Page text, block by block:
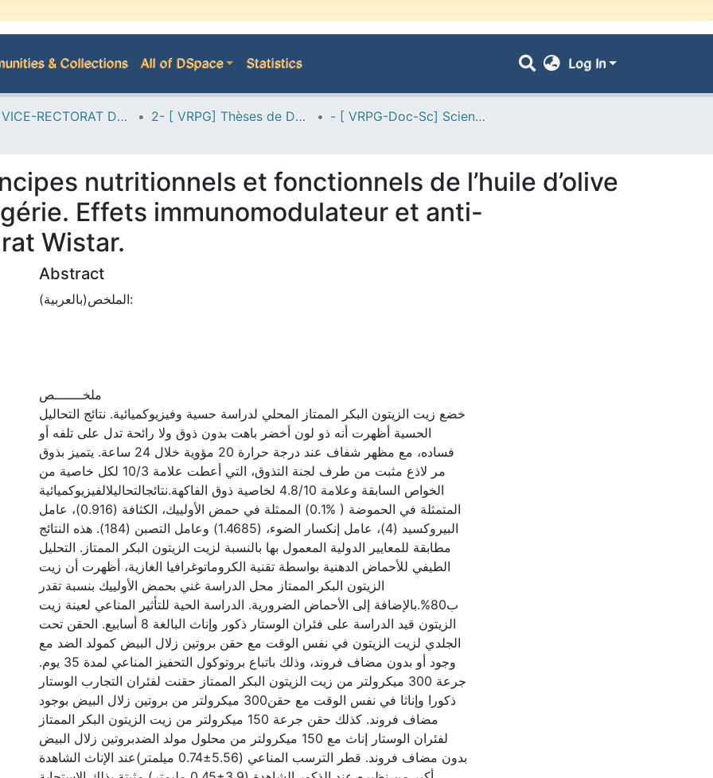
& Collections All of DSpace Statistics Log In
A--> VICE-RECTORAT DE LA POST-GRADUATION 2- [ VRPG] Thèses de Doctorat en Sciences - [ VRPG-Doc-Sc] Sciences biologiques --- علوم بيولوجية
nutritionnels et fonctionnels de l’huile d’olive
Effets immunomodulateur et anti-
Wistar.
Abstract
الملخص(بالعربية):
ملخـــــــص
خضع زيت الزيتون البكر الممتاز المحلي لدراسة حسية وفيزيوكميائية. نتائج التحاليل
الحسية أظهرت أنه ذو لون أخضر باهت بدون ذوق ولا رائحة تدل على تلفه أو
فساده، مع مظهر شفاف عند درجة حرارة 20 مؤوية خلال 24 ساعة. يتميز بذوق
مر لاذع مثبت من طرف لجنة التذوق، التي أعطت علامة 10/3 لكل خاصية من
الخواص السابقة وعلامة 4.8/10 لخاصية ذوق الفاكهة.نتائجالتحاليلالفيزيوكميائية
المتمثلة في الحموضة ( %0.1) الممثلة في حمض الأولييك، الكثافة (0.916)، عامل
البيروكسيد (4)، عامل إنكسار الضوء، (1.4685) وعامل التصبن (184). هذه النتائج
مطابقة للمعايير الدولية المعمول بها بالنسبة لزيت الزيتون البكر الممتاز. التحليل
الطيفي للأحماض الدهنية بواسطة تقنية الكروماتوغرافيا الغازية، أظهرت أن زيت
الزيتون البكر الممتاز محل الدراسة غني بحمض الأولييك بنسبة تقدر
ب80%.بالإضافة إلى الأحماض الضرورية. الدراسة الحية للتأثير المناعي لعينة زيت
الزيتون قيد الدراسة على فئران الوستار ذكور وإناث البالغة 8 أسابيع. الحقن تحت
الجلدي لزيت الزيتون في نفس الوقت مع حقن بروتين زلال البيض كمولد الضد مع
وجود أو بدون مضاف فروند، وذلك باتباع بروتوكول التحفيز المناعي لمدة 35 يوم.
جرعة 300 ميكرولتر من زيت الزيتون البكر الممتاز حقنت لفئران التجارب الوستار
ذكورا وإناثا في نفس الوقت مع حقن300 ميكرولتر من بروتين زلال البيض بوجود
مضاف فروند. كذلك حقن جرعة 150 ميكرولتر من زيت الزيتون البكر الممتاز
لفئران الوستار إناث مع 150 ميكرولتر من محلول مولد الضدبروتين زلال البيض
بدون مضاف فروند. قطر الترسب المناعي (5.56±0.74 ميلمتر)عند الإناث الشاهدة